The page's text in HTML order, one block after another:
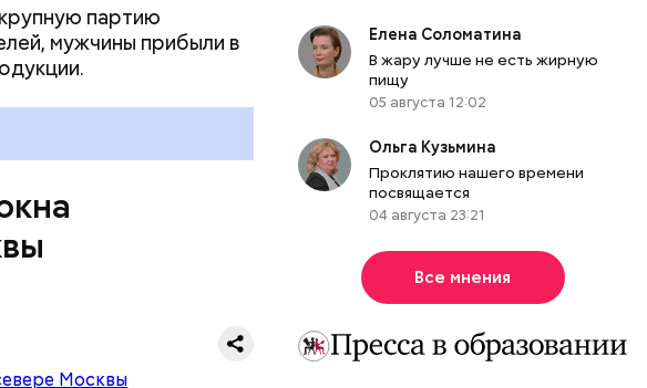
партию
мужчины прибыли в
Елена Соломатина
В жару лучше не есть жирную
пищу
05 августа 12:02
Ольга Кузьмина
Проклятию нашего времени
посвящается
04 августа 23:21
Все мнения